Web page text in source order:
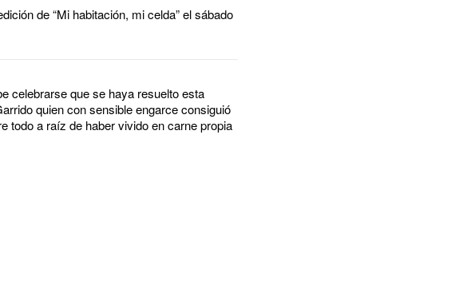
de “Mi habitación, mi celda” el sábado
celebrarse que se haya resuelto esta
quien con sensible engarce consiguió
todo a raíz de haber vivido en carne propia